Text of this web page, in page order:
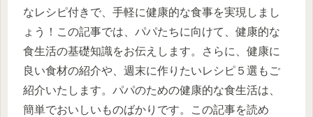
なレシピ付きで、手軽に健康的な食事を実現しまし
ょう！この記事では、パパたちに向けて、健康的な
食生活の基礎知識をお伝えします。さらに、健康に
良い食材の紹介や、週末に作りたいレシピ５選もご
紹介いたします。パパのための健康的な食生活は、
簡単でおいしいものばかりです。この記事を読め